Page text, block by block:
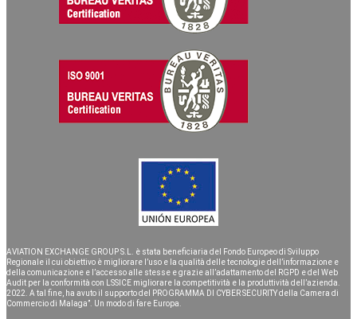
AVIATION EXCHANGE GROUP S.L. è stata beneficiaria del Fondo Europeo di Sviluppo
Regionale il cui obiettivo è migliorare l’uso e la qualità delle tecnologie dell’informazione e
della comunicazione e l’accesso alle stesse e grazie all’adattamento del RGPD e del Web
Audit per la conformità con LSSICE migliorare la competitività e la produttività dell’azienda.
2022. A tal fine, ha avuto il supporto del PROGRAMMA DI CYBER SECURITY della Camera di
Commercio di Malaga”. Un modo di fare Europa.